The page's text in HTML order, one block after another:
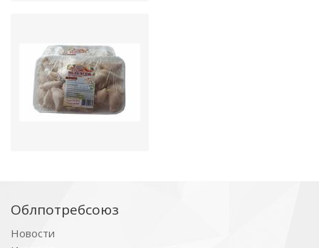
Облпотребсоюз
Новости